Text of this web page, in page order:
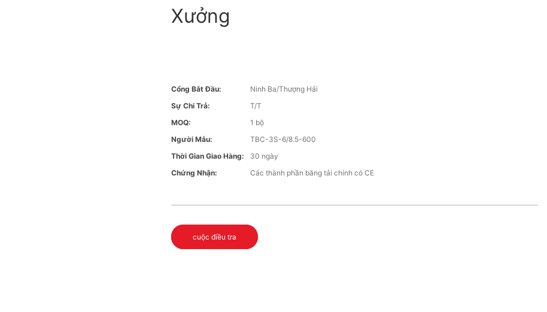
Xưởng
Cổng Bắt Đầu:
Ninh Ba/Thượng Hải
Sự Chi Trả:
T/T
MOQ:
1 bộ
Người Mẫu:
TBC-3S-6/8.5-600
Thời Gian Giao Hàng:
30 ngày
Chứng Nhận:
Các thành phần băng tải chính có CE
cuộc điều tra